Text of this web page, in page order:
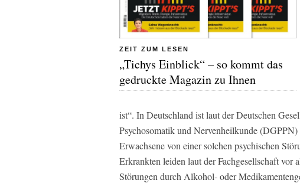
ZEIT ZUM LESEN
„Tichys Einblick“ – so kommt das
gedruckte Magazin zu Ihnen
ist“. In Deutschland ist laut der Deutschen
Psychosomatik und Nervenheilkunde
Erwachsene von einer solchen psychischen
Erkrankten leiden laut der Fachgesellschaft vor
Störungen durch Alkohol- oder